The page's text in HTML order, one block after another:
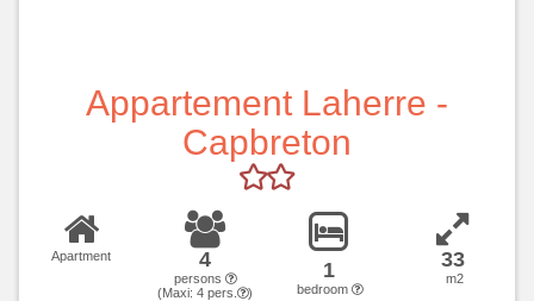
Appartement Laherre -
Capbreton
Apartment 4
persons
(Maxi: 4 pers. )
1
bedroom
33
m2